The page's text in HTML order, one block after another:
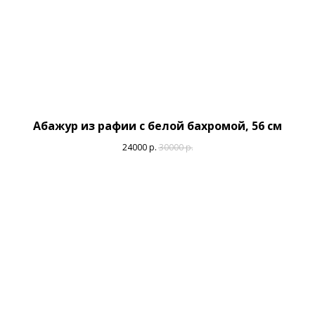
Абажур из рафии с белой бахромой, 56 см
24000 р. 30000р.